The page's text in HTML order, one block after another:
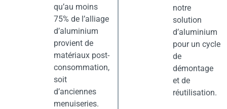
qu’au moins
75% de l’alliage
d’aluminium
provient de
matériaux post-
consommation,
soit
d’anciennes
menuiseries.
notre
solution
d’aluminium
pour un cycle
de
démontage
et de
réutilisation.